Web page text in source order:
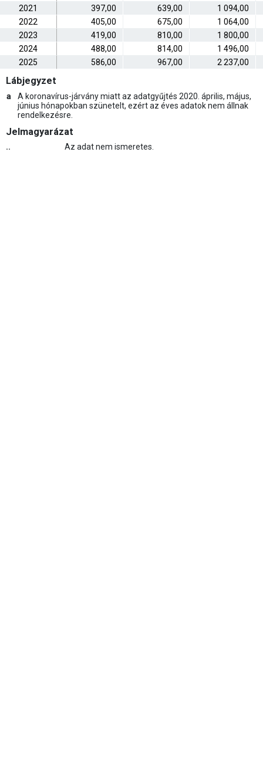
2021
397,00 639,00
1 094,00
2022
405,00 675,00
1 064,00
2023
419,00 810,00
1 800,00
2024
488,00 814,00
1 496,00
2025
586,00 967,00 2 237,00
Lábjegyzet
a
A koronavírus-járvány miatt az adatgyűjtés 2020. április, május,
június hónapokban szünetelt, ezért az éves adatok nem állnak
rendelkezésre.
Jelmagyarázat
.. Az adat nem ismeretes.